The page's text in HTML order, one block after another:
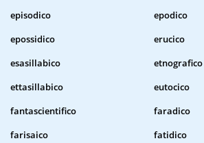
episodico
epodico
epossidico
erucico
esasillabico
etnografico
ettasillabico
eutocico
fantascientifico
faradico
farisaico
fatidico